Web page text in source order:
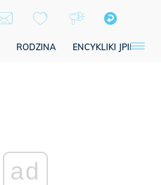
RODZINA ENCYKLIKI JPII
ad